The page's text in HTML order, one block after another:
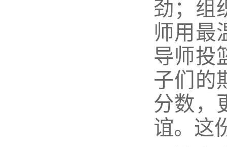
劲；组
师用最
导师投
子们的
分数，
谊。这